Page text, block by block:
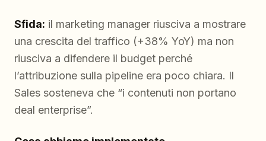
Sfida: il marketing manager riusciva a mostrare
una crescita del traffico (+38% YoY) ma non
riusciva a difendere il budget perché
l’attribuzione sulla pipeline era poco chiara. Il
Sales sosteneva che “i contenuti non portano
deal enterprise”.